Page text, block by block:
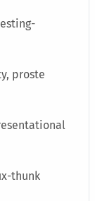
proste
thunk